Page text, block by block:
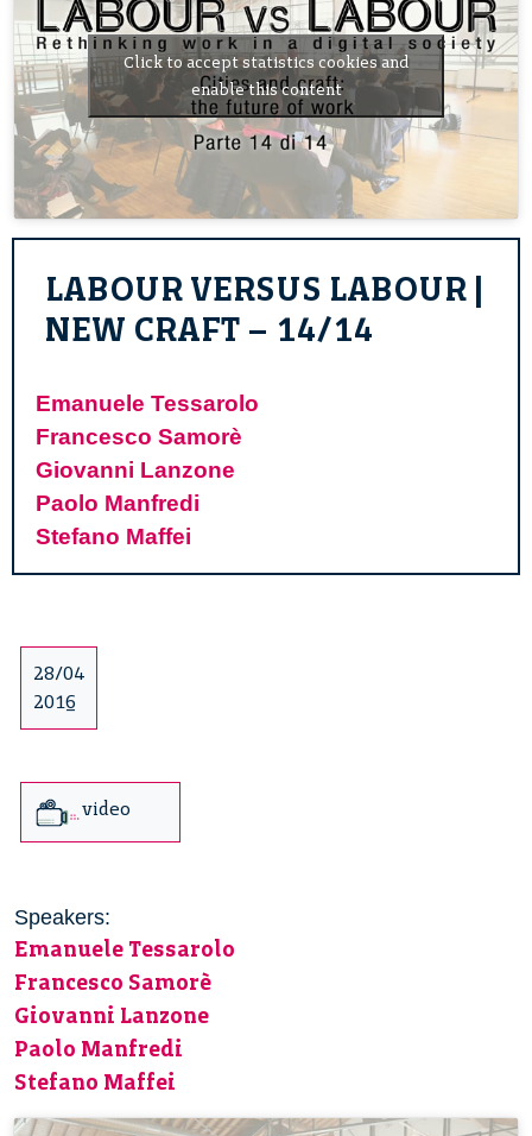
Click to accept statistics cookies and
enable this content
LABOUR VERSUS LABOUR |
NEW CRAFT – 14/14
Emanuele Tessarolo
Francesco Samorè
Giovanni Lanzone
Paolo Manfredi
Stefano Maffei
28/04
2016
video
Speakers:
Emanuele Tessarolo
Francesco Samorè
Giovanni Lanzone
Paolo Manfredi
Stefano Maffei